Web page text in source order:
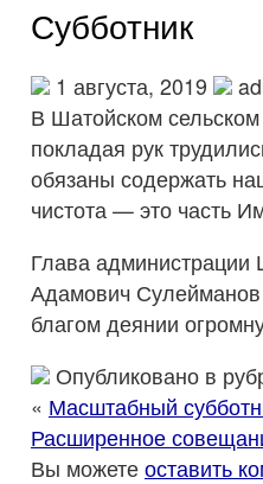
Субботник
1 августа, 2019
В Шатойском
покладая рук
обязаны содержать
чистота — это часть
Глава администрации
Адамович Сулейманов
благом деянии
Опубликовано в
« Масштабный
Расширенное
Вы можете оставить